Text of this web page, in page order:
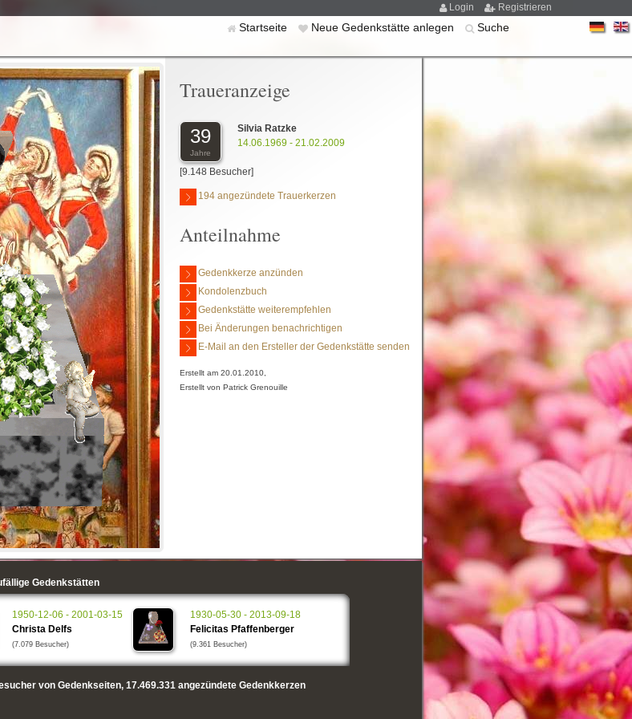
Login Registrieren
Startseite Neue Gedenkstätte anlegen Suche
Traueranzeige
39
Jahre
Silvia Ratzke
14.06.1969 - 21.02.2009
[9.148 Besucher]
194 angezündete Trauerkerzen
Anteilnahme
Gedenkkerze anzünden
Kondolenzbuch
Gedenkstätte weiterempfehlen
Bei Änderungen benachrichtigen
E-Mail an den Ersteller der Gedenkstätte senden
Erstellt am 20.01.2010,
Erstellt von Patrick Grenouille
Gedenkstätten
1950-12-06 - 2001-03-15
Christa Delfs
(7.079 Besucher)
1930-05-30 - 2013-09-18
Felicitas Pfaffenberger
(9.361 Besucher)
von Gedenkseiten, 17.469.331angezündete Gedenkkerzen